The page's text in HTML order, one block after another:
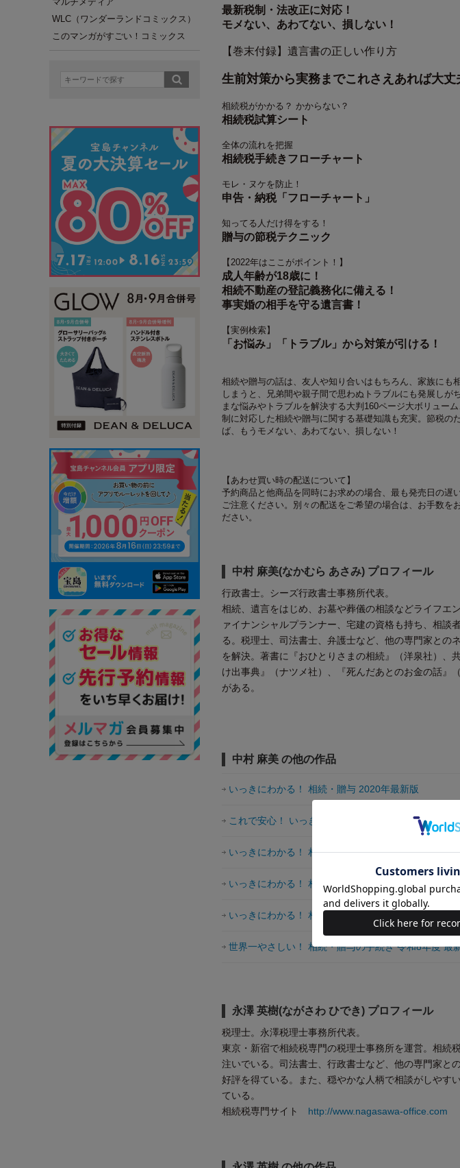
WLC（ワンダーランドコミックス）
このマンガがすごい！コミックス
最新税制・法改正に対応！
モメない、あわてない、損しない！
【巻末付録】遺言書の正しい作り方
生前対策から実務までこれさえあれば大丈
相続税がかかる？ かからない？
相続税試算シート
全体の流れを把握
相続税手続きフローチャート
モレ・ヌケを防止！
申告・納税「フローチャート」
知ってる人だけ得をする！
贈与の節税テクニック
【2022年はここがポイント！】
成人年齢が18歳に！
相続不動産の登記義務化に備える！
事実婚の相手を守る遺言書！
【実例検索】
「お悩み」「トラブル」から対策が引ける！
相続や贈与の話は、友人や知り合いはもちろん、家族にも
しまうと、兄弟間や親子間で思わぬトラブルにも発展し
まな悩みやトラブルを解決する大判160ページ大ボリュー
制に対応した相続や贈与に関する基礎知識も充実。節税の
ば、もうモメない、あわてない、損しない！
【あわせ買い時の配送について】
予約商品と他商品を同時にお求めの場合、最も発売日の遅
ご注意ください。別々の配送をご希望の場合は、お手数を
ださい。
中村 麻美(なかむら あさみ) プロフィール
行政書士。シーズ行政書士事務所代表。
相続、遺言をはじめ、お墓や葬儀の相談などライフエ
ァイナンシャルプランナー、宅建の資格も持ち、相談
る。税理士、司法書士、弁護士など、他の専門家との
を解決。著書に『おひとりさまの相続』（洋泉社）、
け出事典』（ナツメ社）、『死んだあとのお金の話』
がある。
中村 麻美 の他の作品
いっきにわかる！ 相続・贈与 2020年最新版
これで安心！ いっきにわかる！ 相続・贈与 最新版
いっきにわかる！ 相続・贈与 令和5年度 改正対応版
いっきにわかる！ 相続・贈与 令和6年度 改正対応版
いっきにわかる！ 相続・贈与 令和7年度 改正対応版
世界一やさしい！ 相続・贈与の手続き 令和8年度 最
永澤 英樹(ながさわ ひでき) プロフィール
税理士。永澤税理士事務所代表。
東京・新宿で相続税専門の税理士事務所を運営。相続
注いでいる。司法書士、行政書士など、他の専門家と
好評を得ている。また、穏やかな人柄で相談がしやす
ている。
相続税専門サイト http://www.nagasawa-office.com